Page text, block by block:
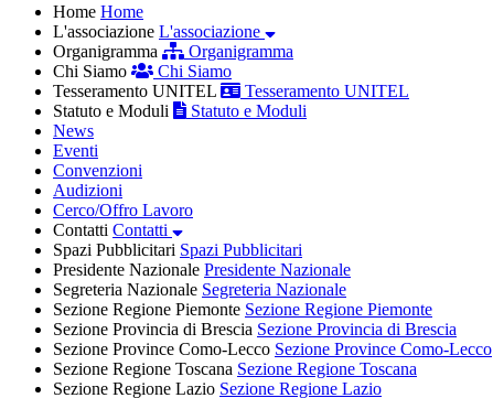
Home Home
L'associazione L'associazione
Organigramma
Organigramma
Chi Siamo
Chi Siamo
Tesseramento UNITEL
Tesseramento UNITEL
Statuto e Moduli
Statuto e Moduli
News
Eventi
Convenzioni
Audizioni
Cerco/Offro Lavoro
Contatti Contatti
Spazi Pubblicitari Spazi Pubblicitari
Presidente Nazionale Presidente Nazionale
Segreteria Nazionale Segreteria Nazionale
Sezione Regione Piemonte Sezione Regione Piemonte
Sezione Provincia di Brescia Sezione Provincia di Brescia
Sezione Province Como-Lecco Sezione Province Como-Lecco
Sezione Regione Toscana Sezione Regione Toscana
Sezione Regione Lazio Sezione Regione Lazio